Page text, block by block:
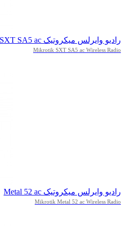
رادیو وایرلس میکروتیک SXT SA5 ac
Mikrotik SXT SA5 ac Wireless Radio
رادیو وایرلس میکروتیک Metal 52 ac
Mikrotik Metal 52 ac Wireless Radio